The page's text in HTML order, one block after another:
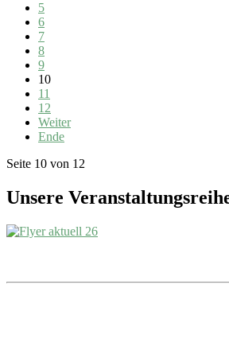
5
6
7
8
9
10
11
12
Weiter
Ende
Seite 10 von 12
Unsere